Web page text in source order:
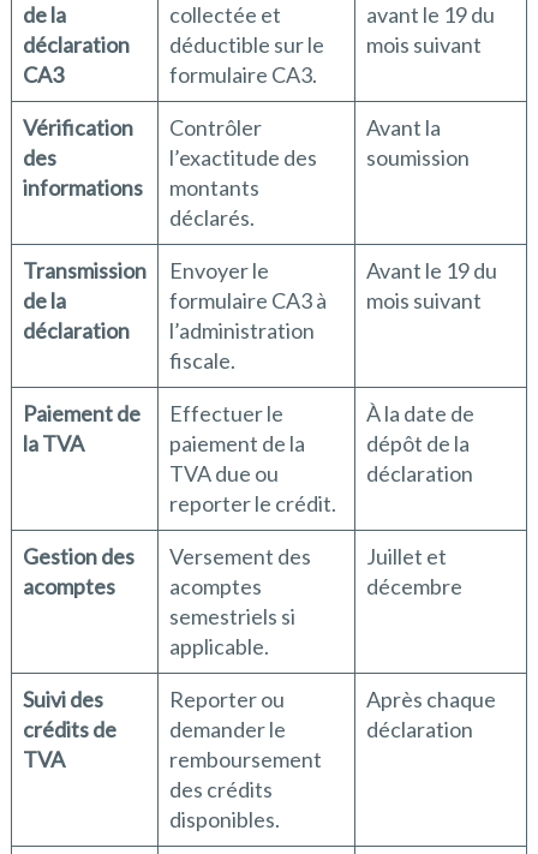
de la
déclaration
CA3
collectée et
déductible sur le
formulaire CA3.
avant le 19 du
mois suivant
Vérification
des
informations
Contrôler
l’exactitude des
montants
déclarés.
Avant la
soumission
Transmission
de la
déclaration
Envoyer le
formulaire CA3 à
l’administration
fiscale.
Avant le 19 du
mois suivant
Paiement de
la TVA
Effectuer le
paiement de la
TVA due ou
reporter le crédit.
À la date de
dépôt de la
déclaration
Gestion des
acomptes
Versement des
acomptes
semestriels si
applicable.
Juillet et
décembre
Suivi des
crédits de
TVA
Reporter ou
demander le
remboursement
des crédits
disponibles.
Après chaque
déclaration